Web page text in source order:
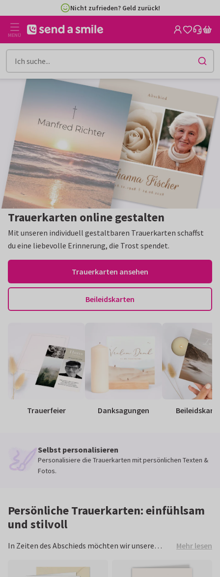
Inhalt
gehen
Filter
MENÜ
Trauerkarten online gestalten
Mit unseren individuell gestaltbaren Trauerkarten schaffst
du eine liebevolle Erinnerung, die Trost spendet.
Trauerkarten ansehen
Beileidskarten
Trauerfeier Danksagungen
Selbst personalisieren
Personalisiere die Trauerkarten mit persönlichen Texten &
Fotos.
Persönliche Trauerkarten: einfühlsam
und stilvoll
In Zeiten des Abschieds möchten wir unsere
Menschen auf besondere Weise ehren. Mit einer
Mehr lesen